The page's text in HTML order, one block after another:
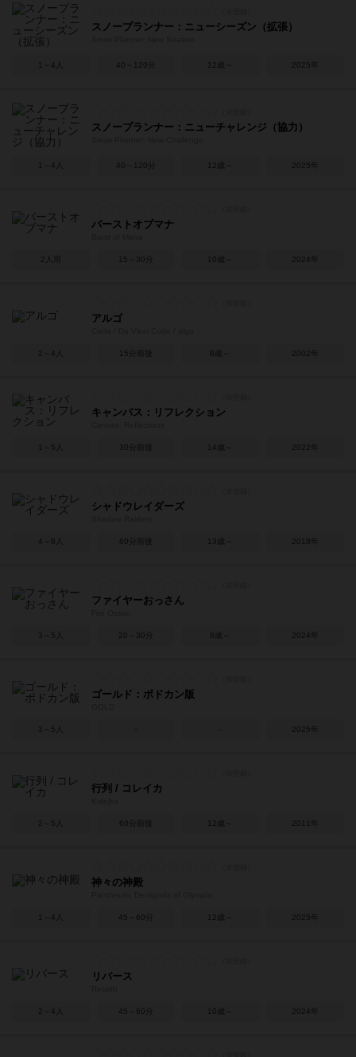
スノープランナー：ニューシーズン（拡張）
1～4人 40～120分 12歳～ 2025年
スノープランナー：ニューチャレンジ（協力）
1～4人 40～120分 12歳～ 2025年
バーストオブマナ
2人用 15～30分 10歳～ 2024年
アルゴ
2～4人 15分前後 8歳～ 2002年
キャンバス：リフレクション
1～5人 30分前後 14歳～ 2022年
シャドウレイダーズ
4～8人 60分前後 13歳～ 2018年
ファイヤーおっさん
3～5人 20～30分 8歳～ 2024年
ゴールド：ボドカン版
3～5人 2025年
行列 / コレイカ
2～5人 60分前後 12歳～ 2011年
神々の神殿
1～4人 45～60分 12歳～ 2025年
リバース
2～4人 45～60分 10歳～ 2024年